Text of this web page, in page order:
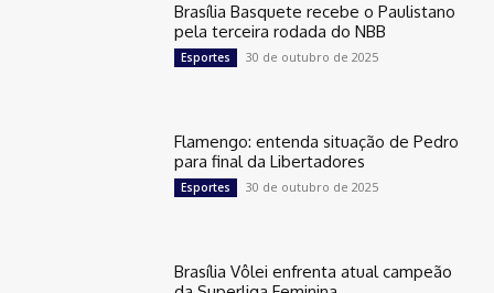
Brasília Basquete recebe o Paulistano
pela terceira rodada do NBB
Esportes 30 de outubro de 2025
Flamengo: entenda situação de Pedro
para final da Libertadores
Esportes 30 de outubro de 2025
Brasília Vôlei enfrenta atual campeão